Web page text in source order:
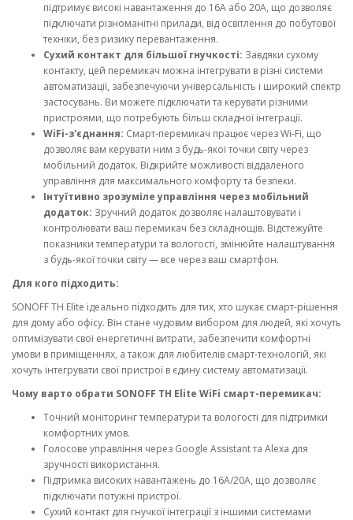
підтримує високі навантаження до 16A або 20A, що дозволяє
підключати різноманітні прилади, від освітлення до побутової
техніки, без ризику перевантаження.
Сухий контакт для більшої гнучкості: Завдяки сухому
контакту, цей перемикач можна інтегрувати в різні системи
автоматизації, забезпечуючи універсальність і широкий спектр
застосувань. Ви можете підключати та керувати різними
пристроями, що потребують більш складної інтеграції.
WiFi-з'єднання: Смарт-перемикач працює через Wi-Fi, що
дозволяє вам керувати ним з будь-якої точки світу через
мобільний додаток. Відкрийте можливості віддаленого
управління для максимального комфорту та безпеки.
Інтуїтивно зрозуміле управління через мобільний
додаток: Зручний додаток дозволяє налаштовувати і
контролювати ваш перемикач без складнощів. Відстежуйте
показники температури та вологості, змінюйте налаштування
з будь-якої точки світу — все через ваш смартфон.
Для кого підходить:
SONOFF TH Elite ідеально підходить для тих, хто шукає смарт-рішення
для дому або офісу. Він стане чудовим вибором для людей, які хочуть
оптимізувати свої енергетичні витрати, забезпечити комфортні
умови в приміщеннях, а також для любителів смарт-технологій, які
хочуть інтегрувати свої пристрої в єдину систему автоматизації.
Чому варто обрати SONOFF TH Elite WiFi смарт-перемикач:
Точний моніторинг температури та вологості для підтримки
комфортних умов.
Голосове управління через Google Assistant та Alexa для
зручності використання.
Підтримка високих навантажень до 16A/20A, що дозволяє
підключати потужні пристрої.
Сухий контакт для гнучкої інтеграції з іншими системами